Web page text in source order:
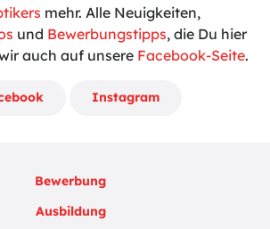
mehr. Alle Neuigkeiten,
und Bewerbungstipps, die Du hier
auch auf unsere Facebook-Seite.
Instagram
Bewerbung
Ausbildung